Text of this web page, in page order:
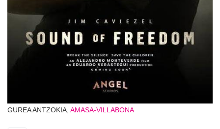
GUREA ANTZOKIA, AMASA-VILLABONA